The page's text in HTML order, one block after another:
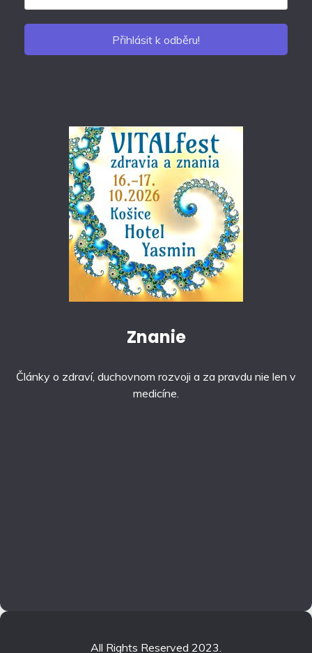
Znanie
Články o zdraví, duchovnom rozvoji a za pravdu nie len v
medicíne.
All Rights Reserved 2023.